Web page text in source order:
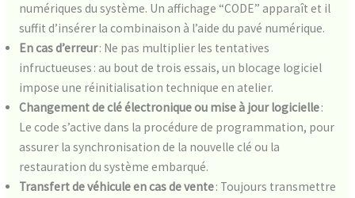
numériques du système. Un affichage “CODE” apparaît et il
suffit d’insérer la combinaison à l’aide du pavé numérique.
En cas d’erreur: Ne pas multiplier les tentatives
infructueuses : au bout de trois essais, un blocage logiciel
impose une réinitialisation technique en atelier.
Changement de clé électronique ou mise à jour logicielle:
Le code s’active dans la procédure de programmation, pour
assurer la synchronisation de la nouvelle clé ou la
restauration du système embarqué.
Transfert de véhicule en cas de vente: Toujours transmettre